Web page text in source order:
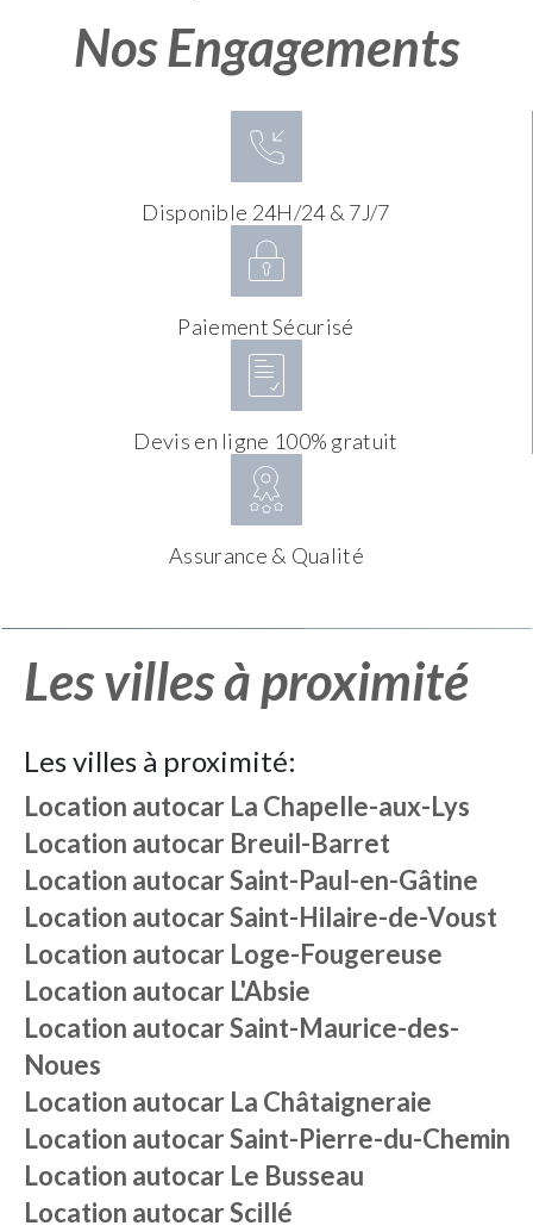
Nos Engagements
Disponible 24H/24 & 7J/7
Paiement Sécurisé
Devis en ligne 100% gratuit
Assurance & Qualité
Les villes à proximité
Les villes à proximité:
Location autocar La Chapelle-aux-Lys
Location autocar Breuil-Barret
Location autocarSaint-Paul-en-Gâtine
Location autocarSaint-Hilaire-de-Voust
Location autocar Loge-Fougereuse
Location autocar L'Absie
Location autocarSaint-Maurice-des-
Noues
Location autocar La Châtaigneraie
Location autocarSaint-Pierre-du-Chemin
Location autocar Le Busseau
Location autocarScillé